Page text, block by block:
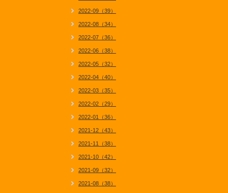
2022-09（39）
2022-08（34）
2022-07（36）
2022-06（38）
2022-05（32）
2022-04（40）
2022-03（35）
2022-02（29）
2022-01（36）
2021-12（43）
2021-11（38）
2021-10（42）
2021-09（32）
2021-08（38）